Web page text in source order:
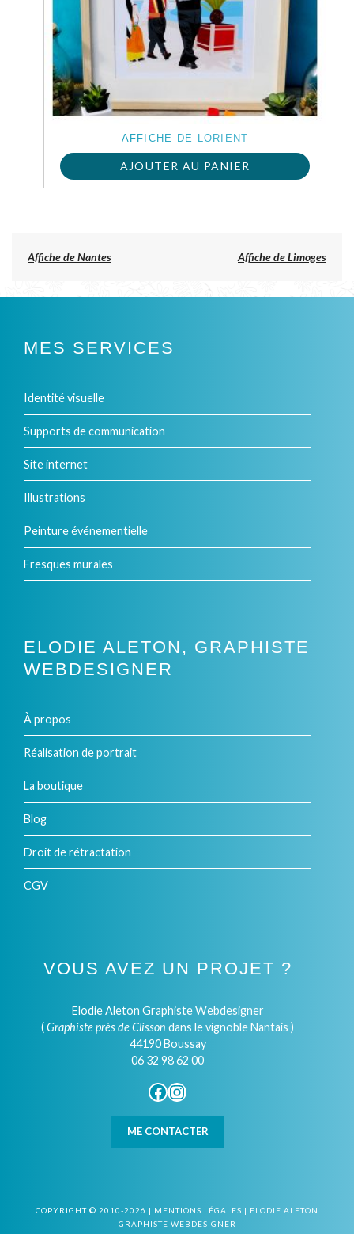
AFFICHE DE LORIENT
AJOUTER AU PANIER
L’ARTICLE
Previous
Affiche de Nantes Affiche de Limoges
MES SERVICES
Identité visuelle
Supports de communication
Site internet
Illustrations
Peinture événementielle
Fresques murales
ELODIE ALETON, GRAPHISTE
WEBDESIGNER
À propos
Réalisation de portrait
La boutique
Blog
Droit de rétractation
CGV
VOUS AVEZ UN PROJET ?
Elodie Aleton Graphiste Webdesigner
(Graphiste près de Clisson dans le vignoble Nantais )
44190 Boussay
06 32 98 62 00
Facebook
Instagram
ME CONTACTER
COPYRIGHT © 2010-2026 | MENTIONS LÉGALES | ELODIE ALETON
GRAPHISTE WEBDESIGNER